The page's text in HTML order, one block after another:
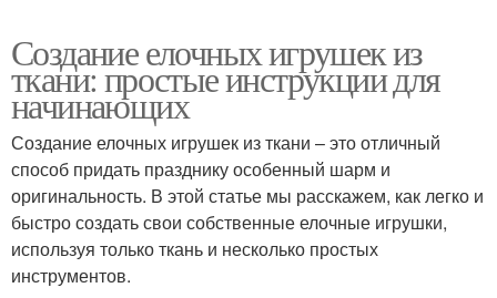
Создание елочных игрушек из
ткани: простые инструкции для
начинающих
Создание елочных игрушек из ткани – это отличный
способ придать празднику особенный шарм и
оригинальность. В этой статье мы расскажем, как легко и
быстро создать свои собственные елочные игрушки,
используя только ткань и несколько простых
инструментов.